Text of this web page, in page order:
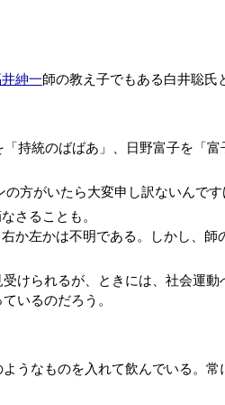
紳一師の教え子でもある白井聡氏
持統のばばあ」、日野富子を「
方がいたら大変申し訳ないんです
さることも。
か左かは不明である。しかし、師
けられるが、ときには、社会運
いるのだろう。
うなものを入れて飲んでいる。